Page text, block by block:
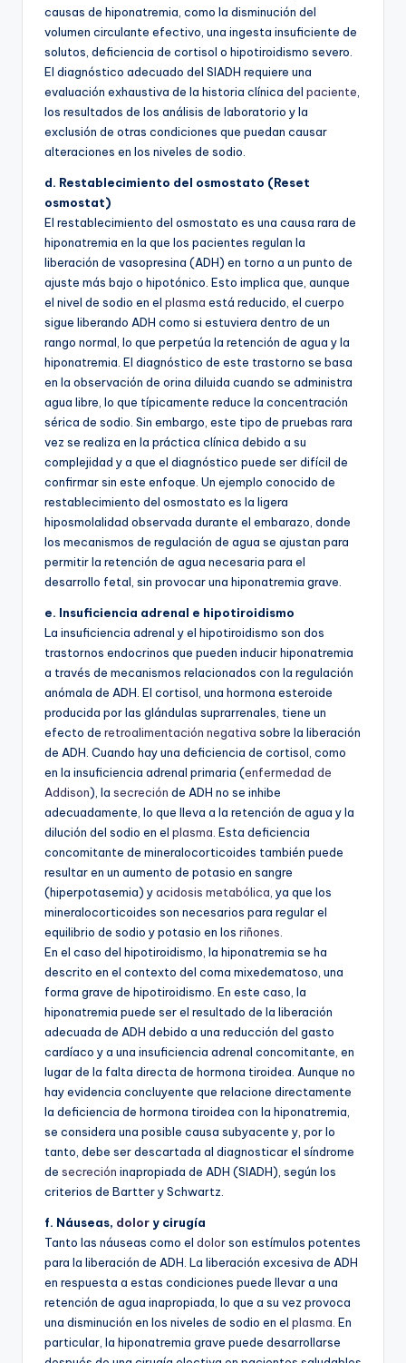
causas de hiponatremia, como la disminución del
volumen circulante efectivo, una ingesta insuficiente de
solutos, deficiencia de cortisol o hipotiroidismo severo.
El diagnóstico adecuado del SIADH requiere una
evaluación exhaustiva de la historia clínica del paciente
los resultados de los análisis de laboratorio y la
exclusión de otras condiciones que puedan causar
alteraciones en los niveles de sodio.
d. Restablecimiento del osmostato (Reset
osmostat)
El restablecimiento del osmostato es una causa rara de
hiponatremia en la que los pacientes regulan la
liberación de vasopresina (ADH) en torno a un punto de
ajuste más bajo o hipotónico. Esto implica que, aunque
el nivel de sodio en el plasma está reducido, el cuerpo
sigue liberando ADH como si estuviera dentro de un
rango normal, lo que perpetúa la retención de agua y la
hiponatremia. El diagnóstico de este trastorno se basa
en la observación de orina diluida cuando se administra
agua libre, lo que típicamente reduce la concentración
sérica de sodio. Sin embargo, este tipo de pruebas rara
vez se realiza en la práctica clínica debido a su
complejidad y a que el diagnóstico puede ser difícil de
confirmar sin este enfoque. Un ejemplo conocido de
restablecimiento del osmostato es la ligera
hiposmolalidad observada durante el embarazo, donde
los mecanismos de regulación de agua se ajustan para
permitir la retención de agua necesaria para el
desarrollo fetal, sin provocar una hiponatremia grave.
e. Insuficiencia adrenal e hipotiroidismo
La insuficiencia adrenal y el hipotiroidismo son dos
trastornos endocrinos que pueden inducir hiponatremia
a través de mecanismos relacionados con la regulación
anómala de ADH. El cortisol, una hormona esteroide
producida por las glándulas suprarrenales, tiene un
efecto de retroalimentación negativa sobre la liberación
de ADH. Cuando hay una deficiencia de cortisol, como
en la insuficiencia adrenal primaria (enfermedad de
Addison), la secreción de ADH no se inhibe
adecuadamente, lo que lleva a la retención de agua y la
dilución del sodio en el plasma . Esta deficiencia
concomitante de mineralocorticoides también puede
resultar en un aumento de potasio en sangre
(hiperpotasemia) yacidosis metabólica , ya que los
mineralocorticoides son necesarios para regular el
equilibrio de sodio y potasio en los riñones
En el caso del hipotiroidismo, la hiponatremia se ha
descrito en el contexto del coma mixedematoso, una
forma grave de hipotiroidismo. En este caso, la
hiponatremia puede ser el resultado de la liberación
adecuada de ADH debido a una reducción del gasto
cardíaco y a una insuficiencia adrenal concomitante, en
lugar de la falta directa de hormona tiroidea. Aunque no
hay evidencia concluyente que relacione directamente
la deficiencia de hormona tiroidea con la hiponatremia,
se considera una posible causa subyacente y, por lo
tanto, debe ser descartada al diagnosticar el síndrome
de secreción inapropiada de ADH (SIADH), según los
criterios de Bartter y Schwartz.
f. Náuseas, dolor y cirugía
Tanto las náuseas como el dolorson estímulos potentes
para la liberación de ADH. La liberación excesiva de ADH
en respuesta a estas condiciones puede llevar a una
retención de agua inapropiada, lo que a su vez provoca
una disminución en los niveles de sodio en el plasma . En
particular, la hiponatremia grave puede desarrollarse